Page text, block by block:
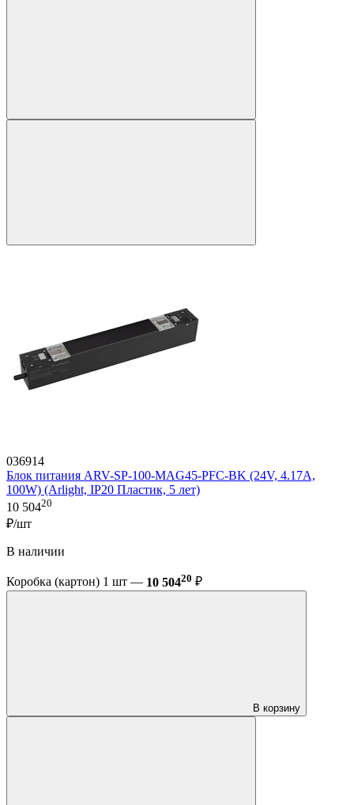
036914
Блок питания ARV-SP-100-MAG45-PFC-BK (24V, 4.17A,
100W) (Arlight, IP20 Пластик, 5 лет)
10 50420
₽/шт
В наличии
Коробка (картон) 1 шт — 10 50420 ₽
В корзину